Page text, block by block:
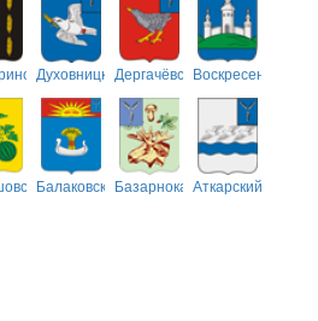
ДуховницкийДергачёвскийВоскресенский
БалаковскийБазарнокарабулакский
Аткарский